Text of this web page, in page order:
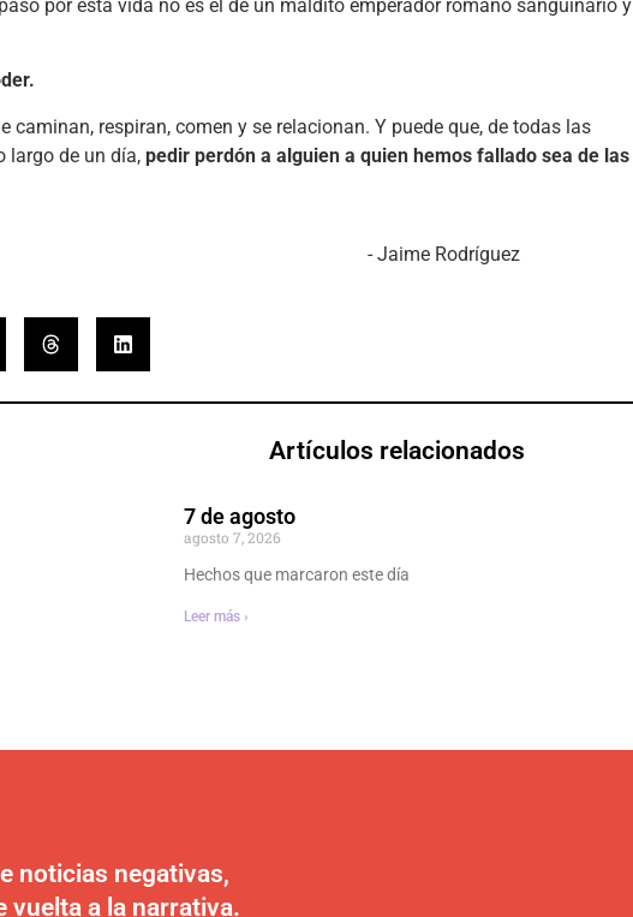
por esta vida no es el de un maldito emperador romano sanguinario y
caminan, respiran, comen y se relacionan. Y puede que, de todas las
largo de un día, pedir perdón a alguien a quien hemos fallado sea de las
Rodríguez
Artículos relacionados
7 de agosto
agosto 7, 2026
Hechos que marcaron este día
Leer más ›
noticias negativas,
vuelta a la narrativa.